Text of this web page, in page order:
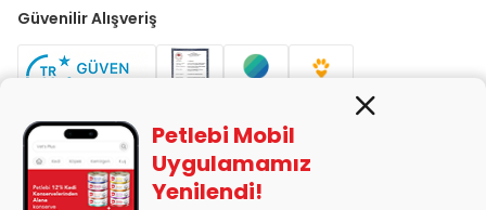
Güvenilir Alışveriş
PETLEBİ EVCİL HAYVAN ÜRÜNLERİ PAZ. SAN. TİC. LTD. ŞTİ. Alaşarköy
Petlebi Mobil
Uygulamamız
Yenilendi!